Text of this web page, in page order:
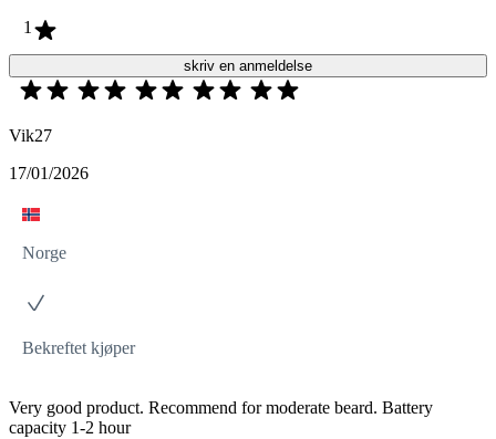
1
skriv en anmeldelse
Vik27
17/01/2026
Norge
Bekreftet kjøper
Very good product. Recommend for moderate beard. Battery
capacity 1-2 hour